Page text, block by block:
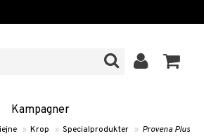
Kampagner
» Krop » Specialprodukter » Provena Plus